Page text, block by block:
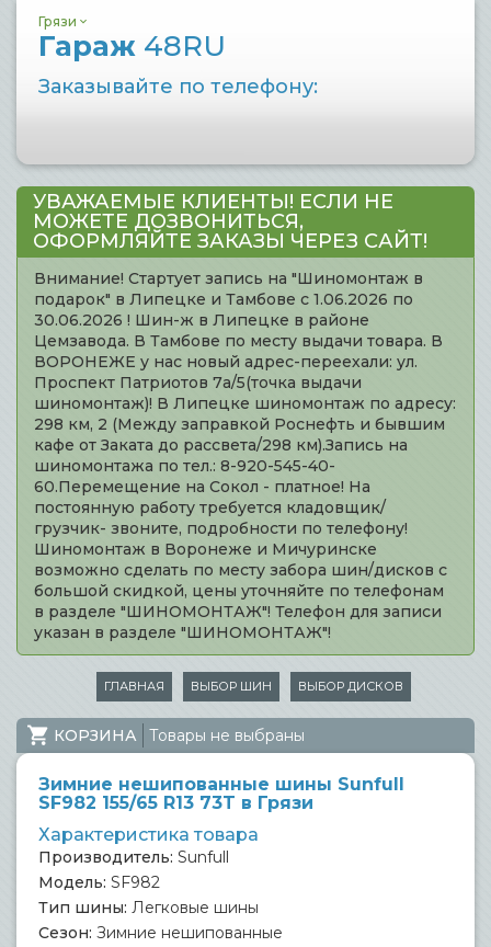
Грязи
Гараж 48RU
Заказывайте по телефону:
УВАЖАЕМЫЕ КЛИЕНТЫ! ЕСЛИ НЕ
МОЖЕТЕ ДОЗВОНИТЬСЯ,
ОФОРМЛЯЙТЕ ЗАКАЗЫ ЧЕРЕЗ САЙТ!
Внимание! Стартует запись на "Шиномонтаж в
подарок" в Липецке и Тамбове с 1.06.2026 по
30.06.2026 ! Шин-ж в Липецке в районе
Цемзавода. В Тамбове по месту выдачи товара. В
ВОРОНЕЖЕ у нас новый адрес-переехали: ул.
Проспект Патриотов 7а/5(точка выдачи
шиномонтаж)! В Липецке шиномонтаж по адресу:
298 км, 2 (Между заправкой Роснефть и бывшим
кафе от Заката до рассвета/298 км).Запись на
шиномонтажа по тел.: 8-920-545-40-
60.Перемещение на Сокол - платное! На
постоянную работу требуется кладовщик/
грузчик- звоните, подробности по телефону!
Шиномонтаж в Воронеже и Мичуринске
возможно сделать по месту забора шин/дисков с
большой скидкой, цены уточняйте по телефонам
в разделе "ШИНОМОНТАЖ"! Телефон для записи
указан в разделе "ШИНОМОНТАЖ"!
ГЛАВНАЯ ВЫБОР ШИН ВЫБОР ДИСКОВ
КОРЗИНА Товары не выбраны
Зимние нешипованные шины Sunfull
SF982 155/65 R13 73T в Грязи
Характеристика товара
Производитель: Sunfull
Модель: SF982
Тип шины: Легковые шины
Сезон: Зимние нешипованные